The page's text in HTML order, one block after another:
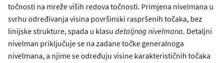
točnosti na mreže viših redova točnosti. Primjena nivelmana u
svrhu određivanja visina površinski raspršenih točaka, bez
linijske strukture, spada u klasu detaljnog nivelmana. Detaljni
nivelman priključuje se na zadane točke generalnoga
nivelmana, a njime se određuju visine karakterističnih točaka